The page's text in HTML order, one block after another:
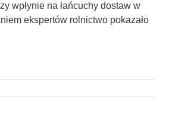
wpłynie na łańcuchy dostaw w
ekspertów rolnictwo pokazało